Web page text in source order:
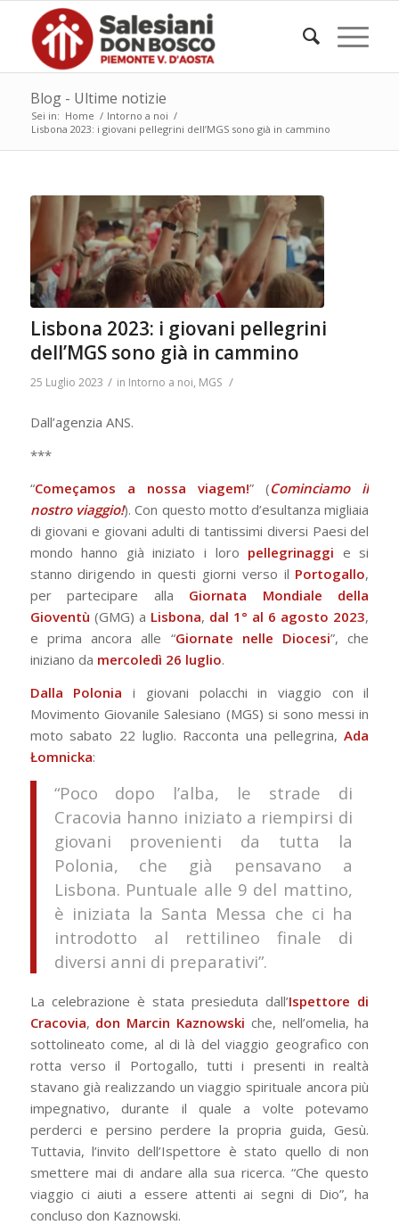
Blog - Ultime notizie
Sei in: Home / Intorno a noi /
Lisbona 2023: i giovani pellegrini dell’MGS sono già in cammino
Lisbona 2023: i giovani pellegrini
dell’MGS sono già in cammino
25 Luglio 2023 / in Intorno a noi, MGS /
Dall’agenzia ANS.
***
“Começamos a nossa viagem!” (Cominciamo il
nostro viaggio!). Con questo motto d’esultanza migliaia
di giovani e giovani adulti di tantissimi diversi Paesi del
mondo hanno già iniziato i loro pellegrinaggi e si
stanno dirigendo in questi giorni verso il Portogallo,
per partecipare alla Giornata Mondiale della
Gioventù (GMG) a Lisbona, dal 1° al 6 agosto 2023,
e prima ancora alle “Giornate nelle Diocesi”, che
iniziano da mercoledì 26 luglio.
Dalla Polonia i giovani polacchi in viaggio con il
Movimento Giovanile Salesiano (MGS) si sono messi in
moto sabato 22 luglio. Racconta una pellegrina,Ada
Łomnicka:
“Poco dopo l’alba, le strade di
Cracovia hanno iniziato a riempirsi di
giovani provenienti da tutta la
Polonia, che già pensavano a
Lisbona. Puntuale alle 9 del mattino,
è iniziata la Santa Messa che ci ha
introdotto al rettilineo finale di
diversi anni di preparativi”.
La celebrazione è stata presieduta dall’Ispettore di
Cracovia, don Marcin Kaznowski che, nell’omelia, ha
sottolineato come, al di là del viaggio geografico con
rotta verso il Portogallo, tutti i presenti in realtà
stavano già realizzando un viaggio spirituale ancora più
impegnativo, durante il quale a volte potevamo
perderci e persino perdere la propria guida, Gesù.
Tuttavia, l’invito dell’Ispettore è stato quello di non
smettere mai di andare alla sua ricerca. “Che questo
viaggio ci aiuti a essere attenti ai segni di Dio”, ha
concluso don Kaznowski.